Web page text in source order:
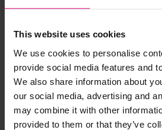
This website uses cookies
We use cookies to personalise
provide social media features and
We also share information about
our social media, advertising and
may combine it with other
provided to them or that they’ve
Strijkijzer/droogtrommel:
Kledingstukken met elastine zijn niet
van het strijkijzer en/of de
spijkerbroeken is elastine (stretch)
niet gestreken worden en/of in de
Twijfels? Wij staan klaar voor